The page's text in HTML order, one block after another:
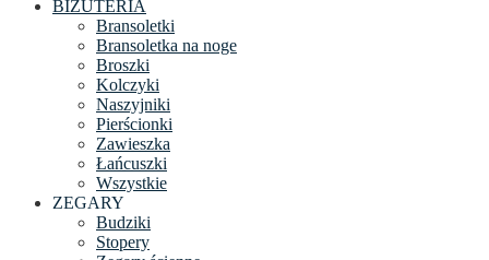
BIŻUTERIA
Bransoletki
Bransoletka na noge
Broszki
Kolczyki
Naszyjniki
Pierścionki
Zawieszka
Łańcuszki
Wszystkie
ZEGARY
Budziki
Stopery